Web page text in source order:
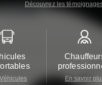
Découvrez les
En savoir